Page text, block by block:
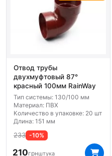
Отвод трубы
двухмуфтовый 87°
красный 100мм RainWay
Тип системы: 130/100 мм
Материал: ПВХ
Количество в упаковке: 20 шт
Длина: 151 мм
233 -10%
210грнштука